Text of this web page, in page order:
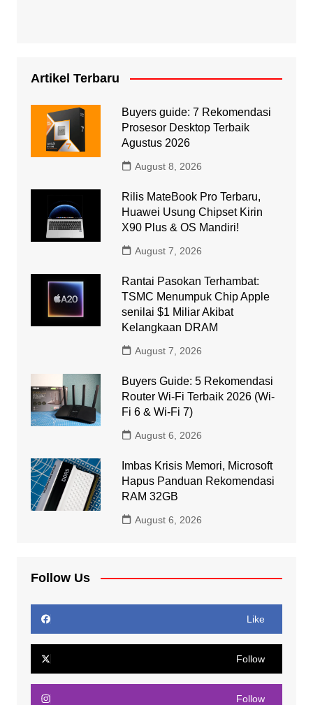
Artikel Terbaru
Buyers guide: 7 Rekomendasi
Prosesor Desktop Terbaik
Agustus 2026
August 8, 2026
Rilis MateBook Pro Terbaru,
Huawei Usung Chipset Kirin
X90 Plus & OS Mandiri!
August 7, 2026
Rantai Pasokan Terhambat:
TSMC Menumpuk Chip Apple
senilai $1 Miliar Akibat
Kelangkaan DRAM
August 7, 2026
Buyers Guide: 5 Rekomendasi
Router Wi-Fi Terbaik 2026 (Wi-
Fi 6 & Wi-Fi 7)
August 6, 2026
Imbas Krisis Memori, Microsoft
Hapus Panduan Rekomendasi
RAM 32GB
August 6, 2026
Follow Us
Like
Follow
Follow